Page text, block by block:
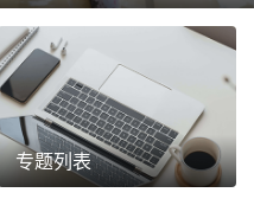
专题列表